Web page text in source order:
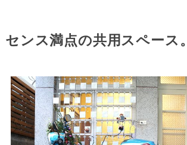
センス満点の共用スペース。